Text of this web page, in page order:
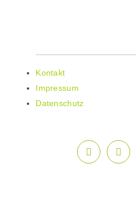
Kontakt
Impressum
Datenschutz